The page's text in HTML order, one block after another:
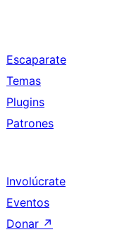
Escaparate
Temas
Plugins
Patrones
Involúcrate
Eventos
Donar ↗